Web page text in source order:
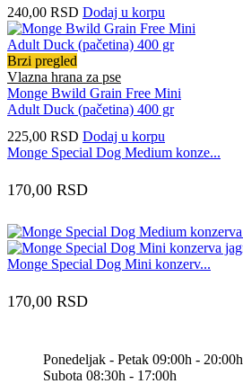
240,00 RSD Dodaj u korpu
Brzi pregled
Vlazna hrana za pse
Monge Bwild Grain Free Mini
Adult Duck (pačetina) 400 gr
225,00 RSD Dodaj u korpu
Monge Special Dog Medium konze...
170,00 RSD
Monge Special Dog Mini konzerv...
170,00 RSD
Ponedeljak - Petak 09:00h - 20:00h
Subota 08:30h - 17:00h